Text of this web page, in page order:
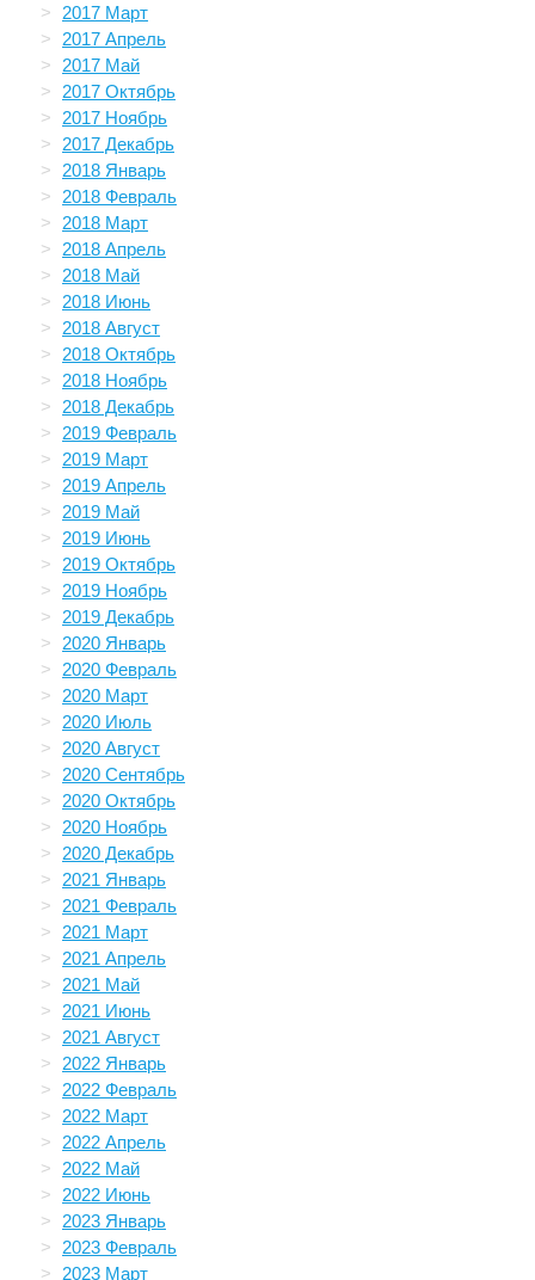
2017 Март
2017 Апрель
2017 Май
2017 Октябрь
2017 Ноябрь
2017 Декабрь
2018 Январь
2018 Февраль
2018 Март
2018 Апрель
2018 Май
2018 Июнь
2018 Август
2018 Октябрь
2018 Ноябрь
2018 Декабрь
2019 Февраль
2019 Март
2019 Апрель
2019 Май
2019 Июнь
2019 Октябрь
2019 Ноябрь
2019 Декабрь
2020 Январь
2020 Февраль
2020 Март
2020 Июль
2020 Август
2020 Сентябрь
2020 Октябрь
2020 Ноябрь
2020 Декабрь
2021 Январь
2021 Февраль
2021 Март
2021 Апрель
2021 Май
2021 Июнь
2021 Август
2022 Январь
2022 Февраль
2022 Март
2022 Апрель
2022 Май
2022 Июнь
2023 Январь
2023 Февраль
2023 Март